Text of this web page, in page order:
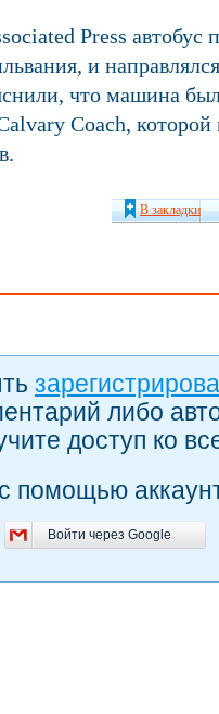
Press автобус
и направлялся
что машина
Coach, которой
В закладки
либо
доступ ко
помощью
Войти через Google
Войти через Google